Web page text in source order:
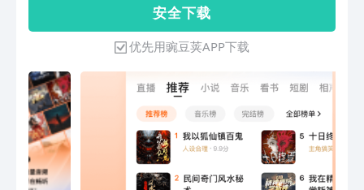
都有！ 【听书赚现金】 新人就有大红
包！每天听书赚现金、签到赚现金、开宝
箱赚现金......红包福利应有尽有，随时提
现！ 【海量精品书籍】 每日甄选精品好
书，并根据您的阅读爰好推荐优质书籍，
总有一本打动您！
安 全 下 载
优先用豌豆荚APP下载